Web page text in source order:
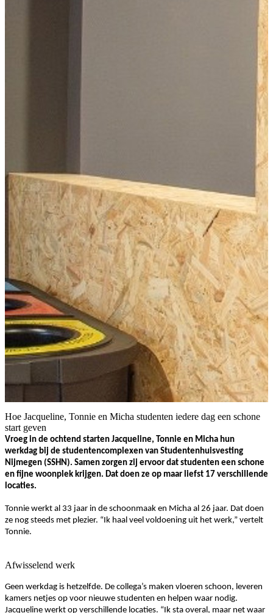
Hoe Jacqueline, Tonnie en Micha studenten iedere dag een schone
start geven
Vroeg in de ochtend starten Jacqueline, Tonnie en Micha hun
werkdag bij de studentencomplexen van Studentenhuisvesting
Nijmegen (SSHN). Samen zorgen zij ervoor dat studenten een schone
en fijne woonplek krijgen. Dat doen ze op maar liefst 17 verschillende
locaties.
Tonnie werkt al 33 jaar in de schoonmaak en Micha al 26 jaar. Dat doen
ze nog steeds met plezier. “Ik haal veel voldoening uit het werk,” vertelt
Tonnie.
Afwisselend werk
Geen werkdag is hetzelfde. De collega’s maken vloeren schoon, leveren
kamers netjes op voor nieuwe studenten en helpen waar nodig.
Jacqueline werkt op verschillende locaties. “Ik sta overal, maar net waar